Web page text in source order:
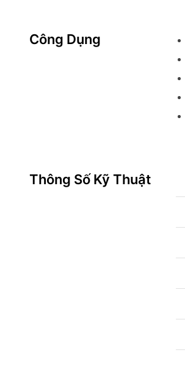
Công Dụng
Thông Số Kỹ Thuật